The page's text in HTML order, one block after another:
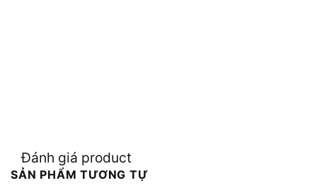
Đánh giá product
SẢN PHẨM TƯƠNG TỰ